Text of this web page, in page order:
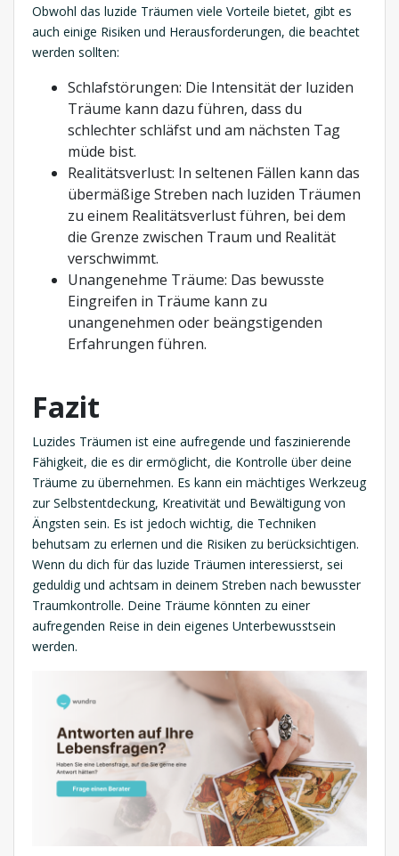
Obwohl das luzide Träumen viele Vorteile bietet, gibt es
auch einige Risiken und Herausforderungen, die beachtet
werden sollten:
Schlafstörungen: Die Intensität der luziden
Träume kann dazu führen, dass du
schlechter schläfst und am nächsten Tag
müde bist.
Realitätsverlust: In seltenen Fällen kann das
übermäßige Streben nach luziden Träumen
zu einem Realitätsverlust führen, bei dem
die Grenze zwischen Traum und Realität
verschwimmt.
Unangenehme Träume: Das bewusste
Eingreifen in Träume kann zu
unangenehmen oder beängstigenden
Erfahrungen führen.
Fazit
Luzides Träumen ist eine aufregende und faszinierende
Fähigkeit, die es dir ermöglicht, die Kontrolle über deine
Träume zu übernehmen. Es kann ein mächtiges Werkzeug
zur Selbstentdeckung, Kreativität und Bewältigung von
Ängsten sein. Es ist jedoch wichtig, die Techniken
behutsam zu erlernen und die Risiken zu berücksichtigen.
Wenn du dich für das luzide Träumen interessierst, sei
geduldig und achtsam in deinem Streben nach bewusster
Traumkontrolle. Deine Träume könnten zu einer
aufregenden Reise in dein eigenes Unterbewusstsein
werden.